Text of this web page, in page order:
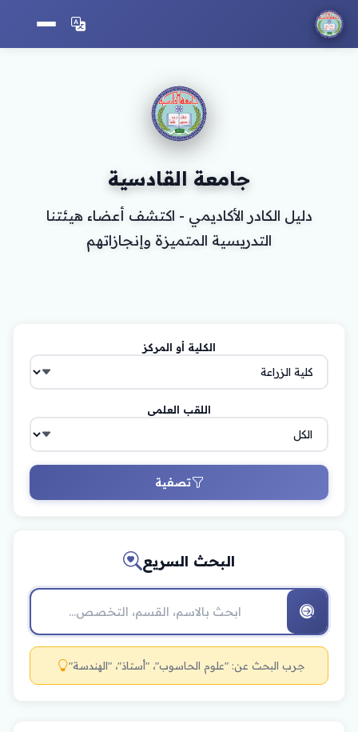
جامعة القادسية
دليل الكادر الأكاديمي - اكتشف أعضاء هيئتنا
التدريسية المتميزة وإنجازاتهم
الكلية أو المركز
اللقب العلمي
تصفية
البحث السريع
جرب البحث عن: "علوم الحاسوب"، "أستاذ"، "الهندسة"